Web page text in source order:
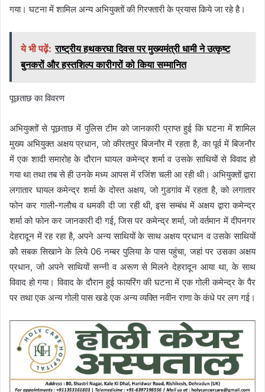
गया। घटना में शामिल अन्य अभियुक्तों की गिरफ्तारी के प्रयास किये जा रहे है।
ये भी पढ़ें: राष्ट्रीय हथकरघा दिवस पर मुख्यमंत्री धामी ने उत्कृष्ट
बुनकरों और हस्तशिल्प कारीगरों को किया सम्मानित
पूछताछ का विवरण
अभियुक्तों से पूछताछ में पुलिस टीम को जानकारी प्राप्त हुई कि घटना में शामिल
मुख्य अभियुक्त अक्षय प्रधान, जो कीरतपुर बिजनौर में रहता है, का पूर्व में बिजनौर
में एक शादी समारोह के दौरान घायल कमेन्द्र शर्मा व उसके साथियों से विवाद हो
गया था तथा तब से ही उनके मध्य आपस में रजिंश चली आ रही थी। अभियुक्तों द्वारा
लगातार घायल कमेन्द्र शर्मा के दोस्त अक्षय, जो गुडगांव में रहता है, को लगातार
फोन कर गाली-गलौच व धमकी दी जा रही थी, इस सम्बंध में अक्षय द्वारा कमेन्द्र
शर्मा को फोन कर जानकारी दी गई, जिस पर कमेन्द्र शर्मा, जो वर्तमान में दीपनगर
देहरादून में रह रहा है, अपने अन्य साथियों के साथ अक्षय प्रधान व उसके साथियों
कोे सबक सिखाने के लिये 06 नम्बर पुलिया के पास पहुंचा, जहां पर उसका अक्षय
प्रधान, जो अपने साथियों सन्नी व अरूण से मिलने देहरादून आया था, के साथ
विवाद हो गया। विवाद के दौरान हुई फायरिंग की घटना में एक गोली कमेन्द्र के पैर
पर तथा एक अन्य गोली पास खडे एक अन्य व्यक्ति नवीन राणा के कंधे पर लग गई।